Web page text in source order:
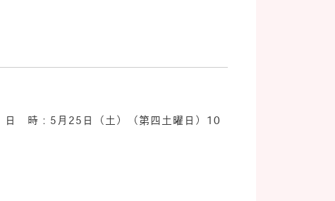
日 時：5月25日（土）（第四土曜日）10